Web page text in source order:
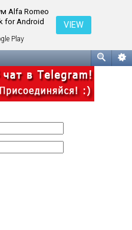
Alfa Romeo
for Android
Play
VIEW